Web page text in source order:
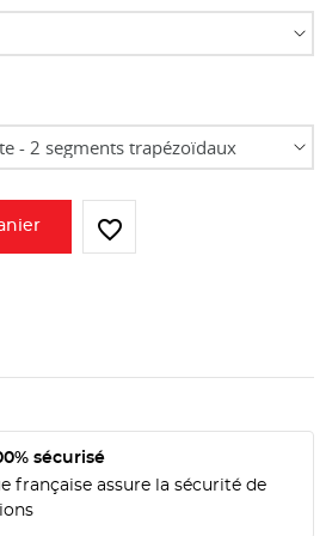
favorite_border
sécurisé
française assure la sécurité de
D'ENVIES